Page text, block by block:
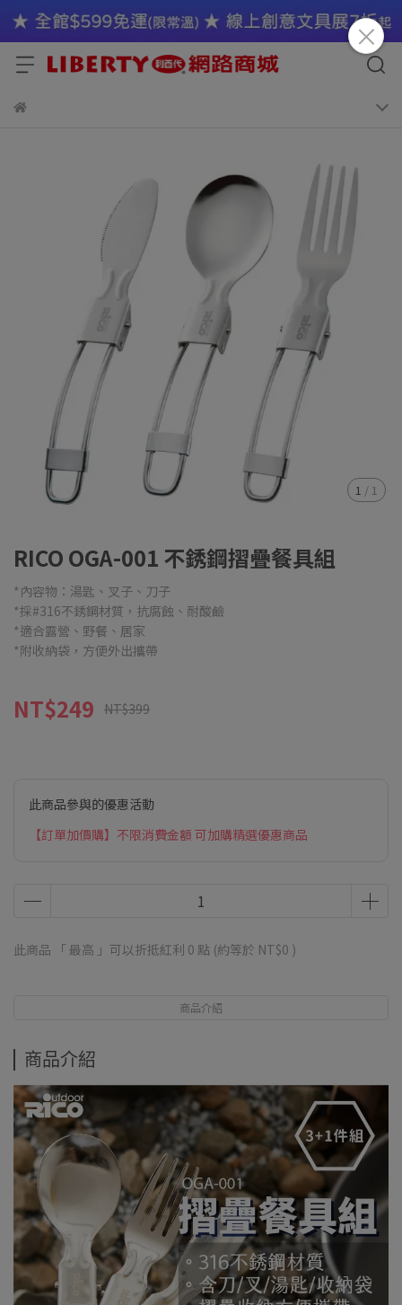
1 / 1
RICO OGA-001 不銹鋼摺疊餐具組
*內容物：湯匙、叉子、刀子
*採#316不銹鋼材質，抗腐蝕、耐酸鹼
*適合露營、野餐、居家
*附收納袋，方便外出攜帶
NT$249 NT$399
此商品參與的優惠活動
【訂單加價購】不限消費金額 可加購精選優惠商品
此商品 「 最高 」可以折抵紅利 0 點 (約等於 NT$0 )
商品介紹
商品介紹